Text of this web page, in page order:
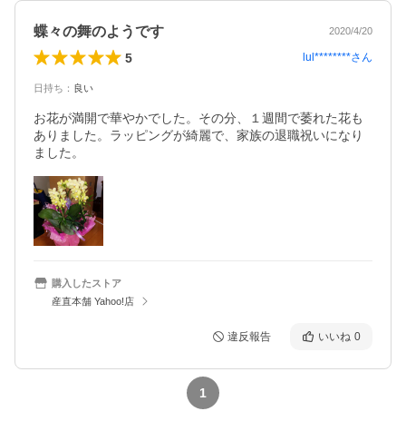
蝶々の舞のようです 2020/4/20
5 lul********さん
日持ち ： 良い
お花が満開で華やかでした。その分、１週間で萎れた花も
ありました。ラッピングが綺麗で、家族の退職祝いになり
ました。
購入したストア
産直本舗 Yahoo!店
違反報告 いいね 0
1